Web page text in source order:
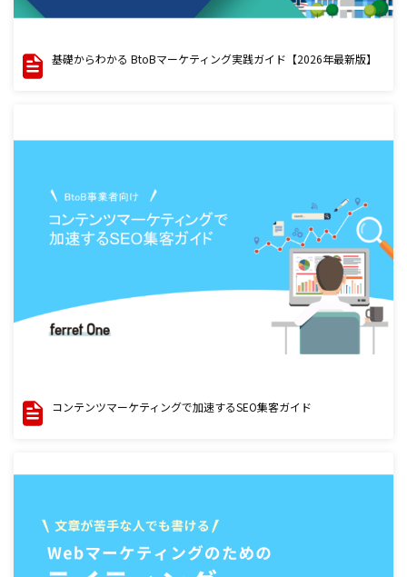
基礎からわかる BtoBマーケティング実践ガイド【2026年最新版】
コンテンツマーケティングで加速するSEO集客ガイド